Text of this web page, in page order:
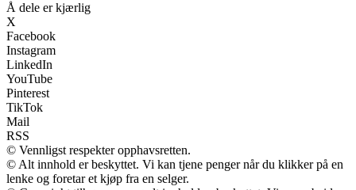
Å dele er kjærlig
X
Facebook
Instagram
LinkedIn
YouTube
Pinterest
TikTok
Mail
RSS
© Vennligst respekter opphavsretten.
© Alt innhold er beskyttet. Vi kan tjene penger når du klikker på en
lenke og foretar et kjøp fra en selger.